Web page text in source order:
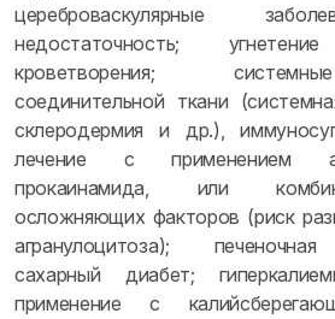
цереброваскулярные
недостаточность;
кроветворения;
соединительной ткани
склеродермия и др.),
лечение с применением
прокаинамида, или
осложняющих факторов (риск
агранулоцитоза);
сахарный диабет;
применение с